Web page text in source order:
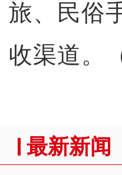
旅、民俗
收渠道。
最新新闻